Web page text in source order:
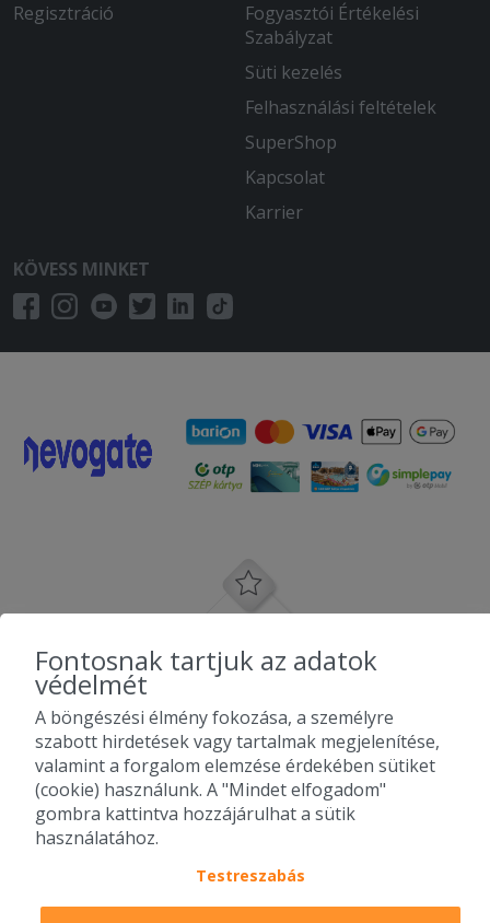
Regisztráció
Fogyasztói Értékelési
Szabályzat
Süti kezelés
Felhasználási feltételek
SuperShop
Kapcsolat
Karrier
KÖVESS MINKET
Fontosnak tartjuk az adatok
védelmét
A böngészési élmény fokozása, a személyre
szabott hirdetések vagy tartalmak megjelenítése,
valamint a forgalom elemzése érdekében sütiket
(cookie) használunk. A "Mindet elfogadom"
gombra kattintva hozzájárulhat a sütik
használatához.
Testreszabás